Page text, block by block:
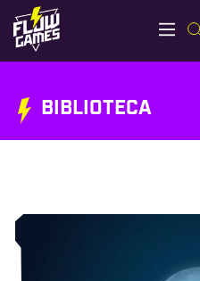
BIBLIOTECA